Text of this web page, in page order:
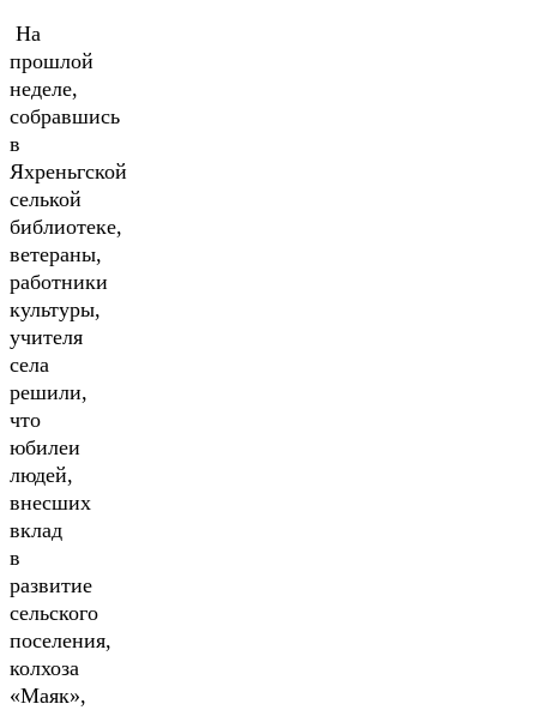
На
прошлой
неделе,
собравшись
в
Яхреньгской
селькой
библиотеке,
ветераны,
работники
культуры,
учителя
села
решили,
что
юбилеи
людей,
внесших
вклад
в
развитие
сельского
поселения,
колхоза
«Маяк»,